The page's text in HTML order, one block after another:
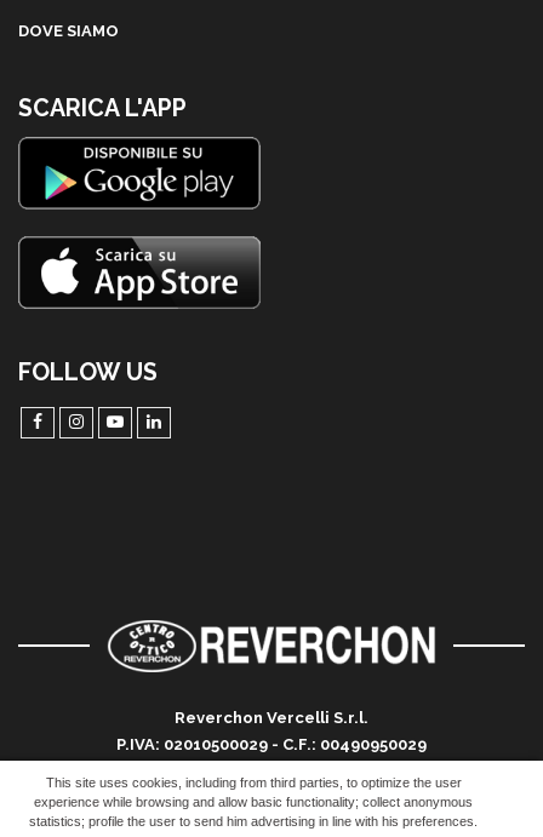
This site uses cookies, including from third parties, to optimize the user
experience while browsing and allow basic functionality; collect anonymous
statistics; profile the user to send him advertising in line with his preferences.
DOVE SIAMO
SCARICA L'APP
FOLLOW US
Reverchon Vercelli S.r.l.
P.IVA: 02010500029 - C.F.: 00490950029
PEC: vercelli@pec.reverchon.it
Credits:Firenze Web Division